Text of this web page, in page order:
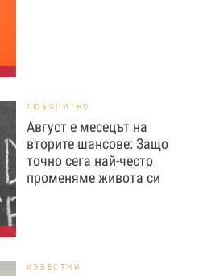
ЛЮБОПИТНО
Август е месецът на
вторите шансове: Защо
точно сега най-често
променяме живота си
ИЗВЕСТНИ